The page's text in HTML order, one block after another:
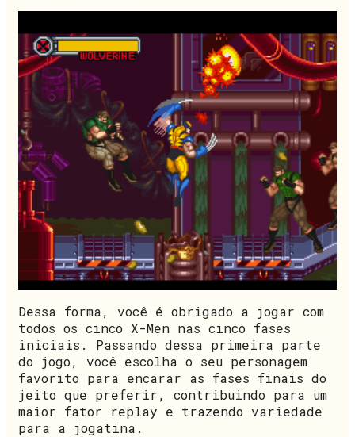
Dessa forma, você é obrigado a jogar com
todos os cinco X-Men nas cinco fases
iniciais. Passando dessa primeira parte
do jogo, você escolha o seu personagem
favorito para encarar as fases finais do
jeito que preferir, contribuindo para um
maior fator replay e trazendo variedade
para a jogatina.